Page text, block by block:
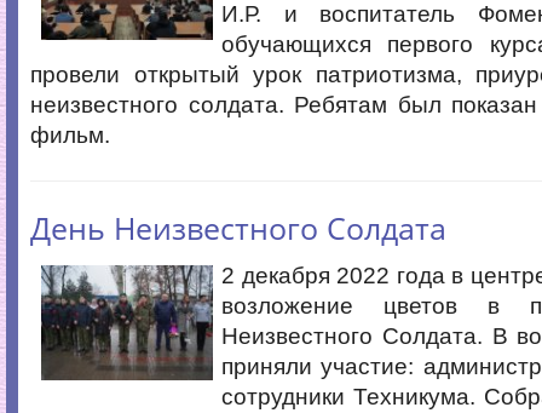
И.Р. и воспитатель
обучающихся первого
провели открытый урок патриотизма,
неизвестного солдата. Ребятам был
фильм.
День Неизвестного Солдата
2 декабря 2022 года в
возложение цветов в
Неизвестного Солдата. В
приняли участие:
сотрудники Техникума.